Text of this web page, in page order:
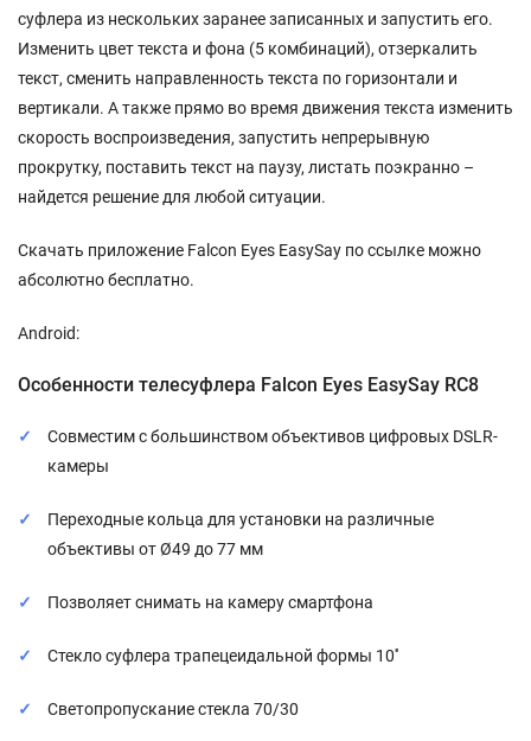
суфлера из нескольких заранее записанных и запустить его.
Изменить цвет текста и фона (5 комбинаций), отзеркалить
текст, сменить направленность текста по горизонтали и
вертикали. А также прямо во время движения текста изменить
скорость воспроизведения, запустить непрерывную
прокрутку, поставить текст на паузу, листать поэкранно –
найдется решение для любой ситуации.
Скачать приложение Falcon Eyes EasySay по ссылке можно
абсолютно бесплатно.
Android:
Особенности телесуфлера Falcon Eyes EasySay RC8
Совместим с большинством объективов цифровых DSLR-
камеры
Переходные кольца для установки на различные
объективы от Ø49 до 77 мм
Позволяет снимать на камеру смартфона
Стекло суфлера трапецеидальной формы 10''
Светопропускание стекла 70/30